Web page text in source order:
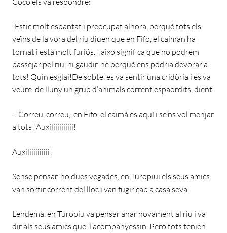
-Estic molt espantat i preocupat alhora, perquè tots els
veïns de la vora del riu diuen que en Fifo, el caiman ha
tornat i està molt furiós. I això significa que no podrem
passejar pel riu ni gaudir-ne perquè ens podria devorar a
tots! Quin esglai!De sobte, es va sentir una cridòria i es va
veure de lluny un grup d’animals corrent espaordits, dient:
– Correu, correu, en Fifo, el caimà és aquí i se’ns vol menjar
a tots! Auxiliiiiiiiiii!
Auxiliiiiiiiiii!
Sense pensar-ho dues vegades, en Turopiui els seus amics
van sortir corrent del lloc i van fugir cap a casa seva.
L’endemà, en Turopiu va pensar anar novament al riu i va
dir als seus amics que l’acompanyessin. Però tots tenien